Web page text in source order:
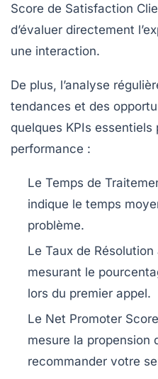
Score de Satisfaction
d’évaluer directement
une interaction.
De plus, l’analyse
tendances et des
quelques KPIs essentiels
performance :
Le Temps de
indique le temps
problème.
Le Taux de
mesurant le
lors du premier appel.
Le Net Promoter
mesure la propension
recommander votre